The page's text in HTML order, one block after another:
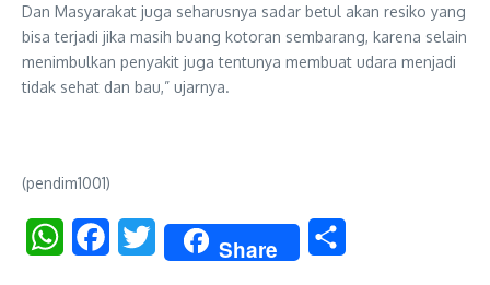
Dan Masyarakat juga seharusnya sadar betul akan resiko yang
bisa terjadi jika masih buang kotoran sembarang, karena selain
menimbulkan penyakit juga tentunya membuat udara menjadi
tidak sehat dan bau,” ujarnya.
(pendim1001)
WhatsAppFacebookTwitter Share